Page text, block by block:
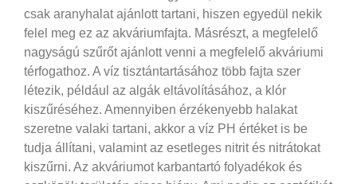
csak aranyhalat ajánlott tartani, hiszen egyedül nekik
felel meg ez az akváriumfajta. Másrészt, a megfelelő
nagyságú szűrőt ajánlott venni a megfelelő akváriumi
térfogathoz. A víz tisztántartásához több fajta szer
létezik, például az algák eltávolításához, a klór
kiszűréséhez. Amennyiben érzékenyebb halakat
szeretne valaki tartani, akkor a víz PH értéket is be
tudja állítani, valamint az esetleges nitrit és nitrátokat
kiszűrni. Az akváriumot karbantartó folyadékok és